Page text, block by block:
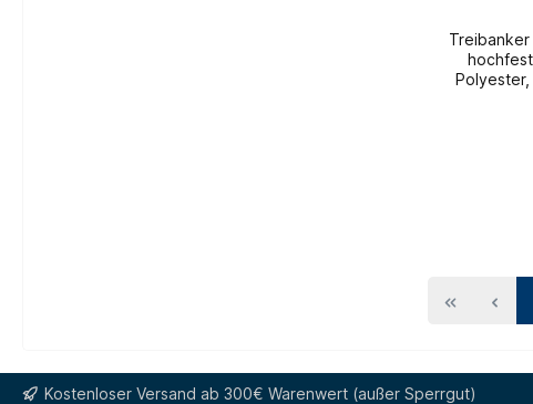
Treibanker
Kostenloser Versand ab 300€ Warenwert (außer Sperrgut)